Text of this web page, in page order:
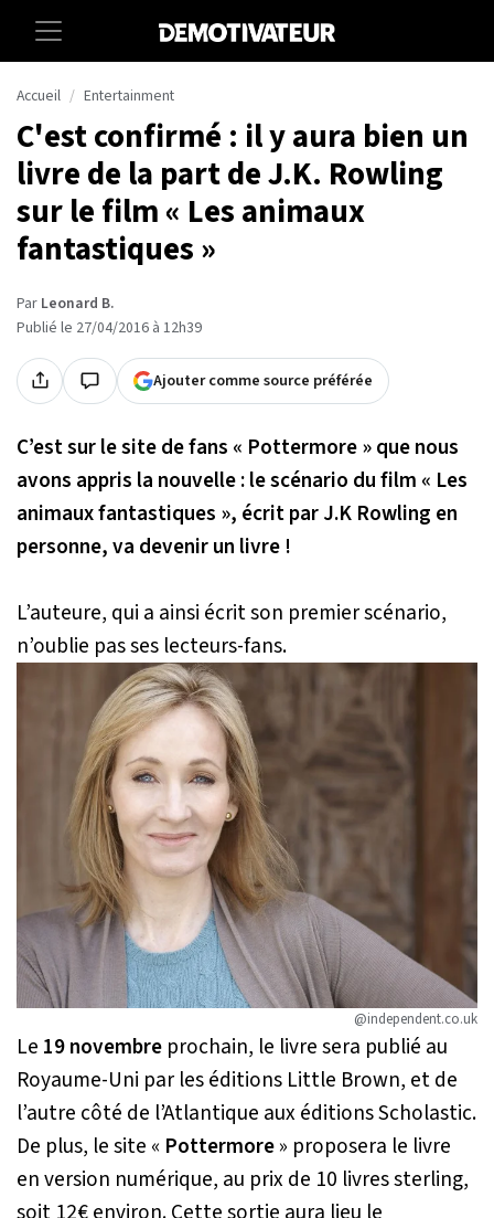
Accueil Entertainment
C'est confirmé : il y aura bien un
livre de la part de J.K. Rowling
sur le film « Les animaux
fantastiques »
Par Leonard B.
Publié le 27/04/2016 à 12h39
Ajouter comme source préférée
C’est sur le site de fans « Pottermore » que nous
avons appris la nouvelle : le scénario du film « Les
animaux fantastiques », écrit par J.K Rowling en
personne, va devenir un livre !
L’auteure, qui a ainsi écrit son premier scénario,
n’oublie pas ses lecteurs-fans.
@independent.co.uk
Le 19 novembre prochain, le livre sera publié au
Royaume-Uni par les éditions Little Brown, et de
l’autre côté de l’Atlantique aux éditions Scholastic.
De plus, le site « Pottermore» proposera le livre
en version numérique, au prix de 10 livres sterling,